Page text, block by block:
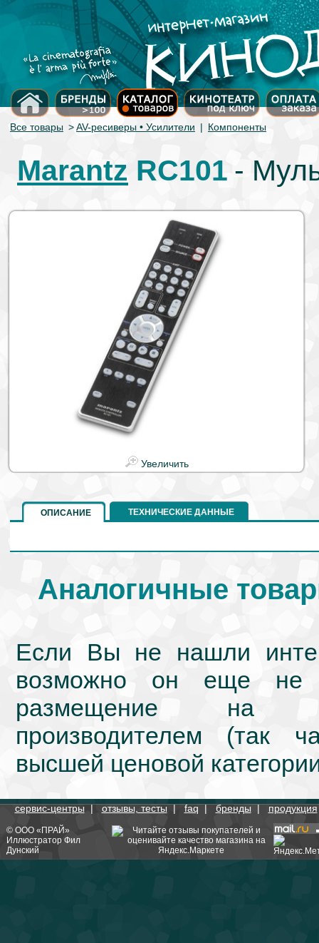
Все товары >AV-ресиверы • Усилители | Компоненты
Marantz RC101 -
Увеличить
ОПИСАНИЕ ТЕХНИЧЕСКИЕ ДАННЫЕ
Аналогичные
Если Вы не нашли
возможно он еще не
размещение на
производителем (так
высшей ценовой
сервис-центры|отзывы, тесты|faq|бренды|продукция
© ООО «ПРАЙ»
Иллюстратор Фил
Дунский